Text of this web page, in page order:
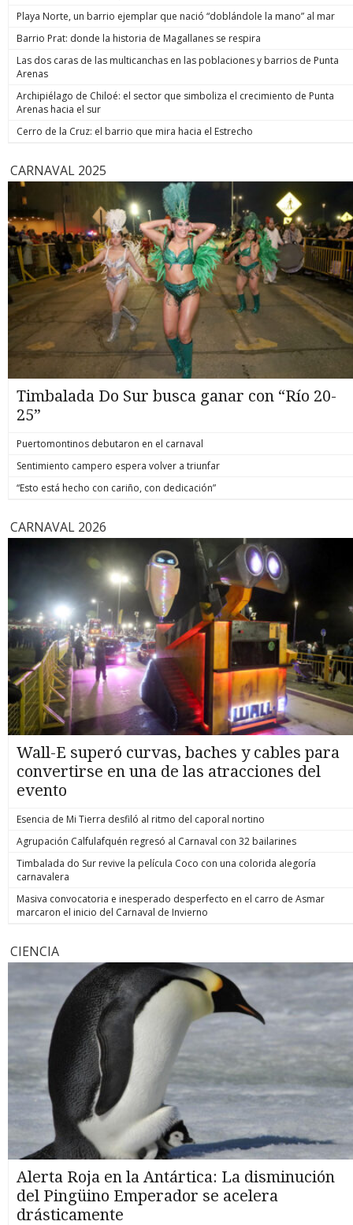
de estos enormes avances en números hay una familia que
hoy está más tranquila”, afirmó. Luego, el jefe de Estado
anunció un paso adicional para recuperar la seguridad y
todos los que buscan destruir nuestra sociedad. Seremos
implacables. No habrá excusas ni treguas“. El Presidente
anunció que su gobierno dará un paso adicional para
recuperar la seguridad, tal como se comprometió en
campaña, y aseguró que van a “perseguir, capturar, juzgar y
condenar a todos los que buscan destruir nuestra sociedad”.
indicó.
Playa Norte, un barrio ejemplar que nació “doblándole la mano” al mar
Barrio Prat: donde la historia de Magallanes se respira
Las dos caras de las multicanchas en las poblaciones y barrios de Punta
Arenas
Archipiélago de Chiloé: el sector que simboliza el crecimiento de Punta
Arenas hacia el sur
Cerro de la Cruz: el barrio que mira hacia el Estrecho
CARNAVAL 2025
Timbalada Do Sur busca ganar con “Río 20-
25”
Puertomontinos debutaron en el carnaval
Sentimiento campero espera volver a triunfar
“Esto está hecho con cariño, con dedicación”
CARNAVAL 2026
Wall-E superó curvas, baches y cables para
convertirse en una de las atracciones del
evento
Esencia de Mi Tierra desfiló al ritmo del caporal nortino
Agrupación Calfulafquén regresó al Carnaval con 32 bailarines
Timbalada do Sur revive la película Coco con una colorida alegoría
carnavalera
Masiva convocatoria e inesperado desperfecto en el carro de Asmar
marcaron el inicio del Carnaval de Invierno
CIENCIA
Alerta Roja en la Antártica: La disminución
del Pingüino Emperador se acelera
drásticamente